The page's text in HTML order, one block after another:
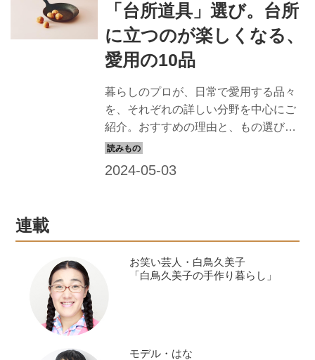
「台所道具」選び。台所
に立つのが楽しくなる、
愛用の10品
暮らしのプロが、日常で愛用する品々
を、それぞれの詳しい分野を中心にご
紹介。おすすめの理由と、もの選びの
基準についても教えていただきまし
連載
お笑い芸人・白鳥久美子
「白鳥久美子の手作り暮らし」
モデル・はな